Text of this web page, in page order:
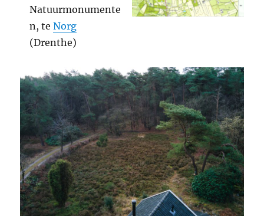
Natuurmonumente
n, te Norg
(Drenthe)